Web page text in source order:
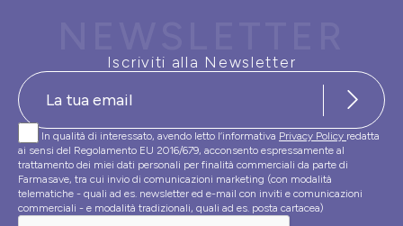
Iscriviti alla Newsletter
In qualità di interessato, avendo letto l’informativa Privacy Policy redatta
ai sensi del Regolamento EU 2016/679, acconsento espressamente al
trattamento dei miei dati personali per finalità commerciali da parte di
Farmasave, tra cui invio di comunicazioni marketing (con modalità
telematiche - quali ad es. newsletter ed e-mail con inviti e comunicazioni
commerciali - e modalità tradizionali, quali ad es. posta cartacea)